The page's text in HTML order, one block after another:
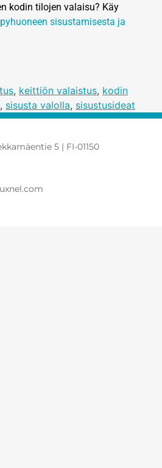
kodin tilojen valaisu? Käy
sisustamisesta ja
, keittiön valaistus, kodin
, sisusta valolla, sisustusideat
5 | FI-01150